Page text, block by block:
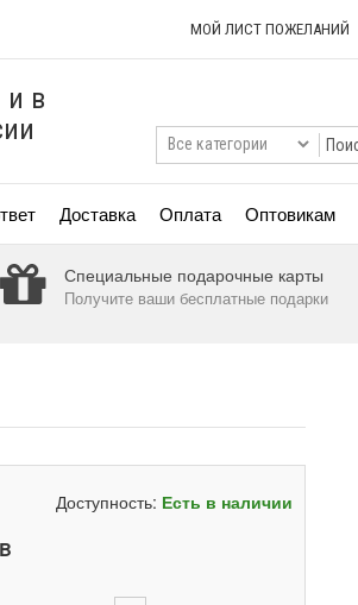
МОЙ ЛИСТ ПОЖЕЛАНИЙ
и в
Доставка Оплата Оптовикам
Специальные подарочные карты
Получите ваши бесплатные подарки
Доступность: Есть в наличии